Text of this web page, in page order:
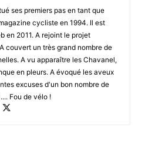
ses premiers pas en tant que
cycliste en 1994. Il est
en 2011. A rejoint le projet
couvert un très grand nombre de
A vu apparaître les Chavanel,
en pleurs. A évoqué les aveux
excuses d'un bon nombre de
Fou de vélo !